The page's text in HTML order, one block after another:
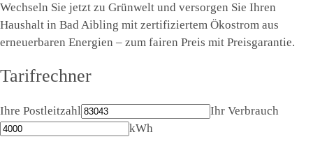
Wechseln Sie jetzt zu Grünwelt und versorgen Sie Ihren
Haushalt in Bad Aibling mit zertifiziertem Ökostrom aus
erneuerbaren Energien – zum fairen Preis mit Preisgarantie.
Tarifrechner
Ihre Postleitzahl
Ihr Verbrauch
kWh